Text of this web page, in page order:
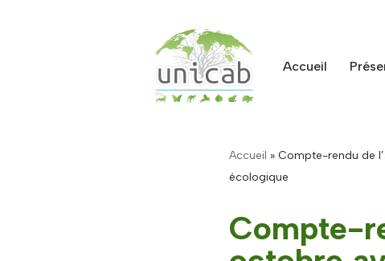
Accueil
Accueil » Compte-rendu de
écologique
Compte-